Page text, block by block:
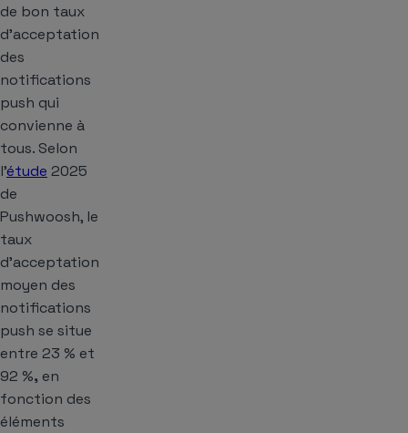
de bon taux
d’acceptation
des
notifications
push qui
convienne à
tous. Selon
l’étude 2025
de
Pushwoosh, le
taux
d’acceptation
moyen des
notifications
push se situe
entre 23 % et
92 %, en
fonction des
éléments